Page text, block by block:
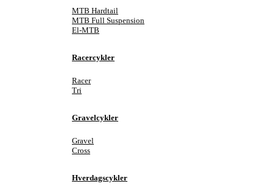
MTB Hardtail
MTB Full Suspension
El-MTB
Racercykler
Racer
Tri
Gravelcykler
Gravel
Cross
Hverdagscykler